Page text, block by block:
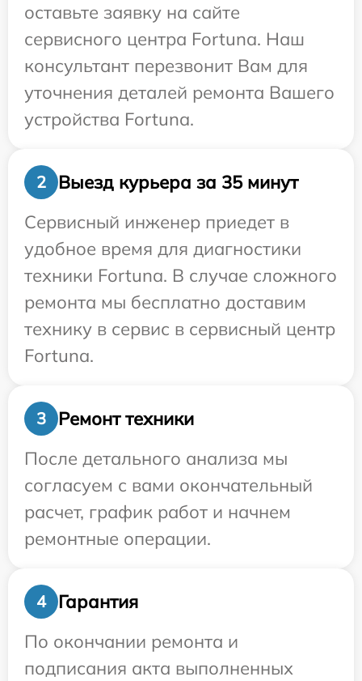
оставьте заявку на сайте
сервисного центра Fortuna. Наш
консультант перезвонит Вам для
уточнения деталей ремонта Вашего
устройства Fortuna.
2
Выезд курьера за 35 минут
Сервисный инженер приедет в
удобное время для диагностики
техники Fortuna. В случае сложного
ремонта мы бесплатно доставим
технику в сервис в сервисный центр
Fortuna.
3
Ремонт техники
После детального анализа мы
согласуем с вами окончательный
расчет, график работ и начнем
ремонтные операции.
4
Гарантия
По окончании ремонта и
подписания акта выполненных